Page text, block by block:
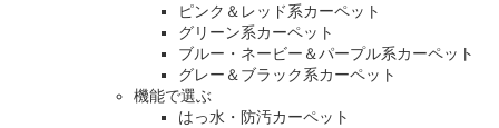
ピンク＆レッド系カーペット
グリーン系カーペット
ブルー・ネービー＆パープル系カーペット
グレー＆ブラック系カーペット
機能で選ぶ
はっ水・防汚カーペット